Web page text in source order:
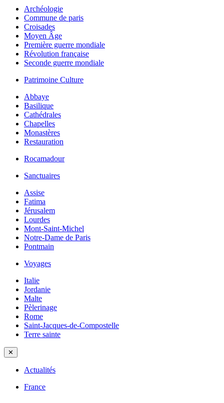
Archéologie
Commune de paris
Croisades
Moyen Âge
Première guerre mondiale
Révolution française
Seconde guerre mondiale
Patrimoine Culture
Abbaye
Basilique
Cathédrales
Chapelles
Monastères
Restauration
Rocamadour
Sanctuaires
Assise
Fatima
Jérusalem
Lourdes
Mont-Saint-Michel
Notre-Dame de Paris
Pontmain
Voyages
Italie
Jordanie
Malte
Pèlerinage
Rome
Saint-Jacques-de-Compostelle
Terre sainte
✕
Actualités
France